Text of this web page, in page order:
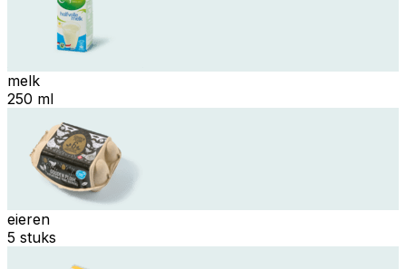
melk
250 ml
eieren
5 stuks